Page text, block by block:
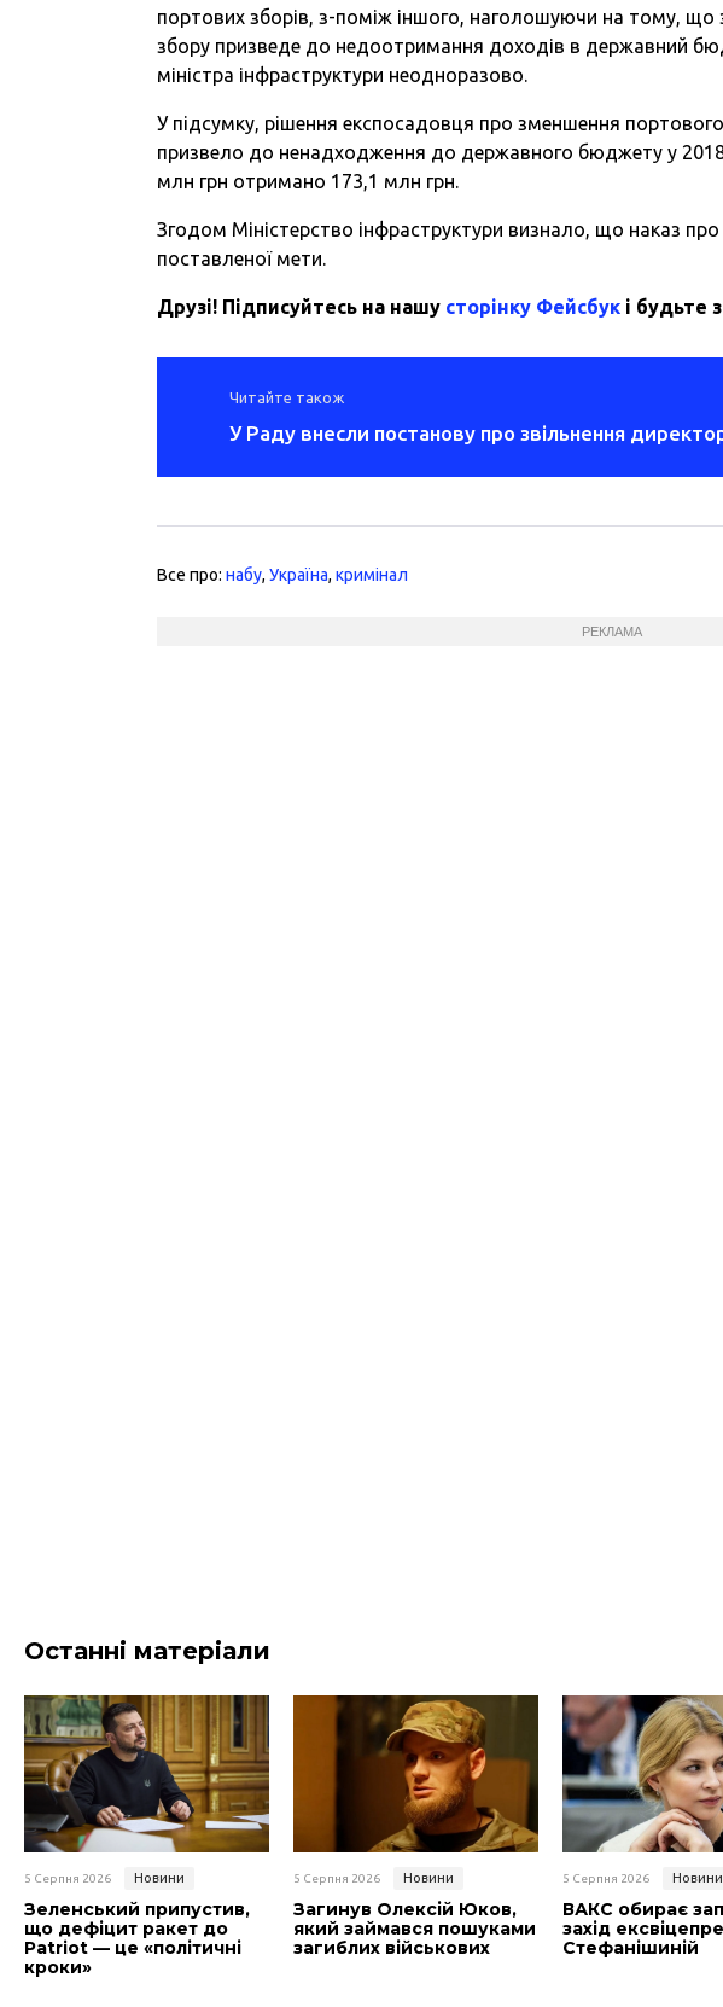
портових зборів, з-поміж іншого, наголошуючи на тому, що
збору призведе до недоотримання доходів в державний
міністра інфраструктури неодноразово.
У підсумку, рішення експосадовця про зменшення
призвело до ненадходження до державного бюджету у 2018
млн грн отримано 173,1 млн грн.
Згодом Міністерство інфраструктури визнало, що наказ
поставленої мети.
Друзі! Підписуйтесь на нашу сторінку Фейсбук і будьте
Читайте також
У Раду внесли постанову про звільнення
Все про:набу,Україна,кримінал
РЕКЛАМА
Останні матеріали
5 Серпня 2026 Новини
Зеленський припустив,
що дефіцит ракет до
Patriot — це «політичні
кроки»
5 Серпня 2026 Новини
Загинув Олексій Юков,
який займався пошуками
загиблих військових
5 Серпня 2026 Новини
ВАКС обирає
захід
Стефанішиній